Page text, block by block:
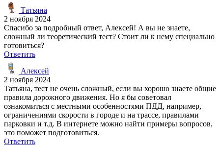
Татьяна
2 ноября 2024
Спасибо за подробный ответ, Алексей! А вы не знаете,
сложный ли теоретический тест? Стоит ли к нему специально
готовиться?
Ответить
Алексей
2 ноября 2024
Татьяна, тест не очень сложный, если вы хорошо знаете общие
правила дорожного движения. Но я бы советовал
ознакомиться с местными особенностями ПДД, например,
ограничениями скорости в городе и на трассе, правилами
парковки и т.д. В интернете можно найти примеры вопросов,
это поможет подготовиться.
Ответить